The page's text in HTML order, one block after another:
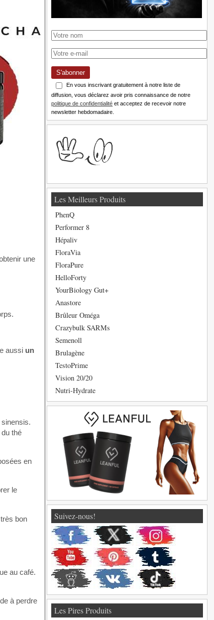
une
aussi un
thé
en
le
bon
au café.
à perdre
S'abonner
En vous inscrivant gratuitement à notre liste de
diffusion, vous déclarez avoir pris connaissance de notre
politique de confidentialité et acceptez de recevoir notre
newsletter hebdomadaire.
Les Meilleurs Produits
PhenQ
Performer 8
Hépaliv
FloraVia
FloraPure
HelloForty
YourBiology Gut+
Anastore
Brûleur Oméga
Crazybulk SARMs
Semenoll
Brulagène
TestoPrime
Vision 20/20
Nutri-Hydrate
Suivez-nous!
Les Pires Produits